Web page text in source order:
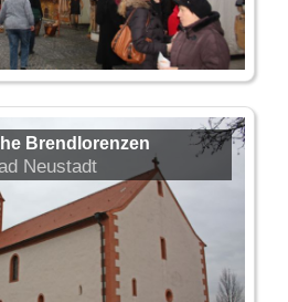
Brendlorenzen
Neustadt